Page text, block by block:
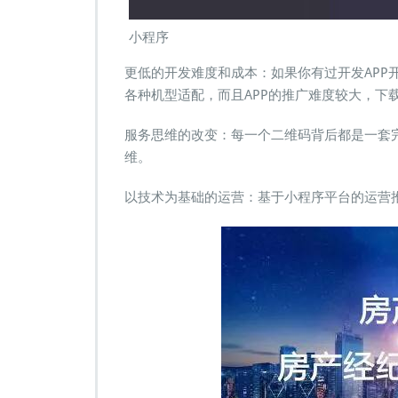
小程序
更低的开发难度和成本：如果你有过开发
各种机型适配，而且APP的推广难度较大，下
服务思维的改变：每一个二维码背后都是一
维。
以技术为基础的运营：基于小程序平台的运